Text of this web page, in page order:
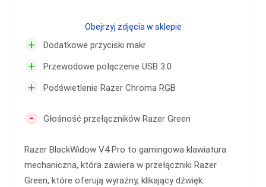
+ Dodatkowe przyciski makr
+ Przewodowe połączenie USB 3.0
+ Podświetlenie Razer Chroma RGB
- Głośność przełączników Razer Green
Razer BlackWidow V4 Pro to gamingowa klawiatura
mechaniczna, która zawiera w przełączniki Razer
Green, które oferują wyraźny, klikający dźwięk.
Obejrzyj zdjęcia w sklepie